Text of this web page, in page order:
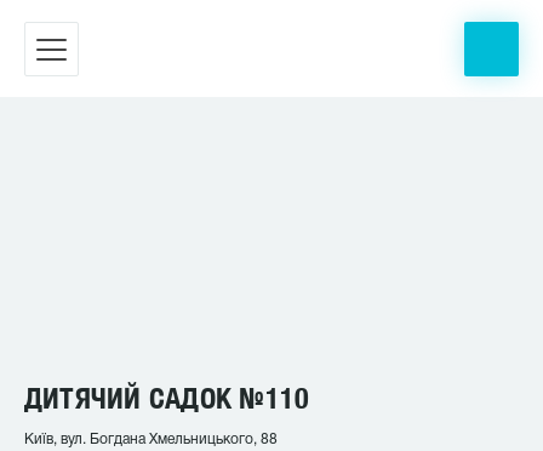
ДИТЯЧИЙ САДОК №110
Київ, вул. Богдана Хмельницького, 88